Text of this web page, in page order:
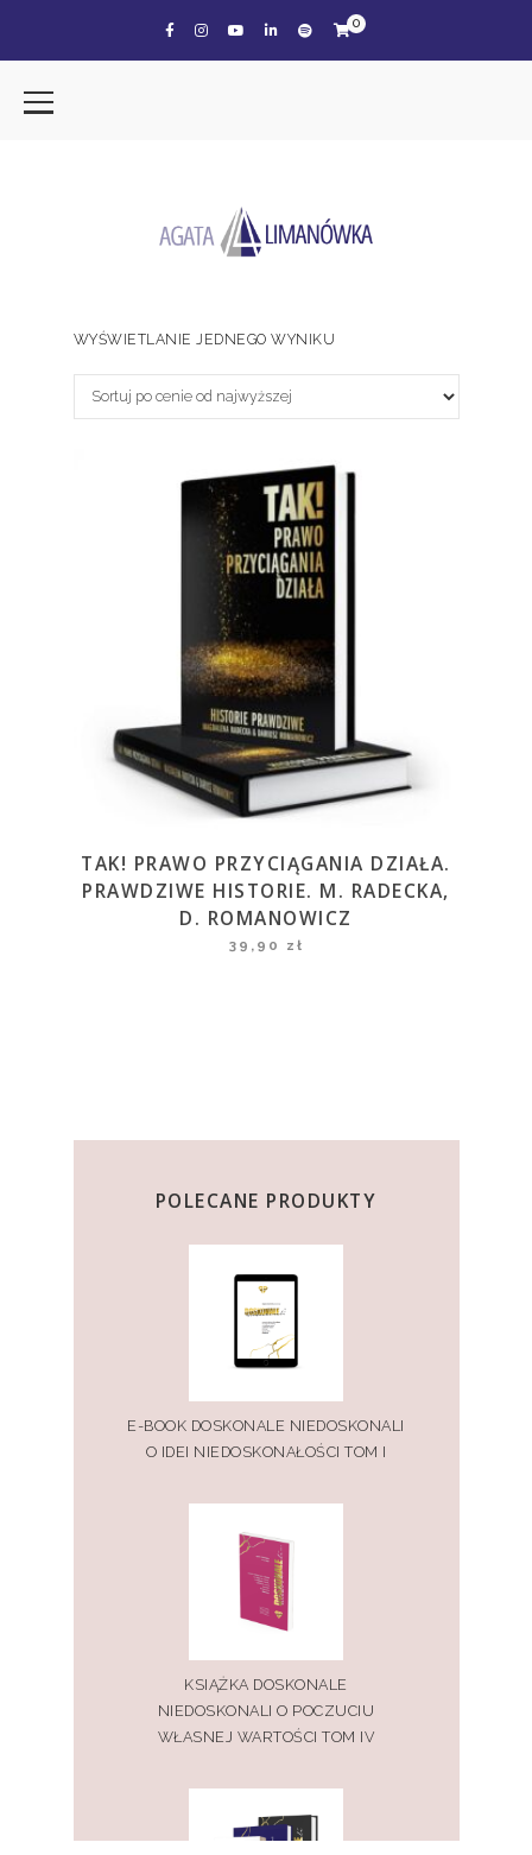
0
WYŚWIETLANIE JEDNEGO WYNIKU
TAK! PRAWO PRZYCIĄGANIA DZIAŁA.
PRAWDZIWE HISTORIE. M. RADECKA,
D. ROMANOWICZ
39,90 zł
POLECANE PRODUKTY
E-BOOK DOSKONALE NIEDOSKONALI
O IDEI NIEDOSKONAŁOŚCI TOM I
KSIĄŻKA DOSKONALE
NIEDOSKONALI O POCZUCIU
WŁASNEJ WARTOŚCI TOM IV